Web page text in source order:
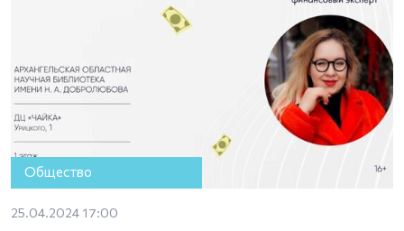
Общество
25.04.2024 17:00